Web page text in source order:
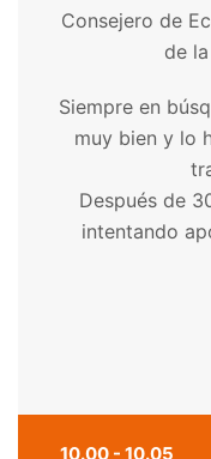
Consejero de
de
Siempre en
muy bien y lo
Después de
intentando
10.00 - 10.05